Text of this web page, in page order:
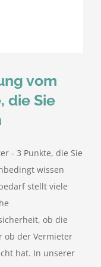
vom
die Sie
- 3 Punkte, die Sie
wissen
stellt viele
ob die
ob der Vermieter
hat. In unserer